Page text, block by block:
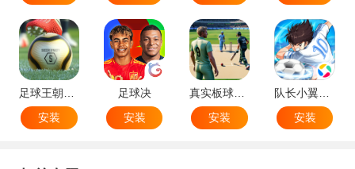
安装
足球决
安装
真实板球：棒球游戏
安装
安装